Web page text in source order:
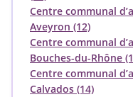
Centre communal
Aveyron (12)
Centre communal
Bouches-du-Rhône
Centre communal
Calvados (14)